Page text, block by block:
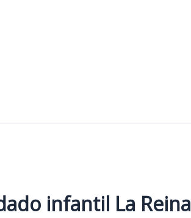
infantil La Reina